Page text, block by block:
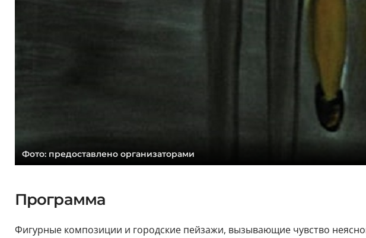
Фото: предоставлено организаторами
Программа
Фигурные композиции и городские пейзажи, вызывающие чувство